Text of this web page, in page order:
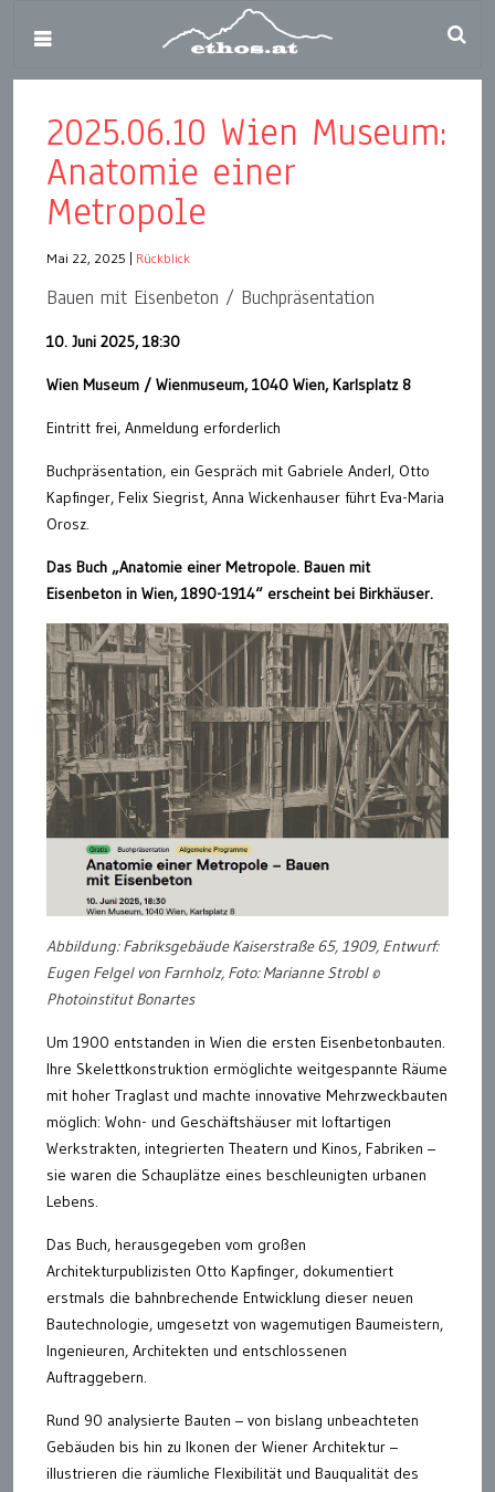
2025.06.10 Wien Museum:
Anatomie einer
Metropole
Mai 22, 2025 Rückblick
Bauen mit Eisenbeton / Buchpräsentation
10. Juni 2025, 18:30
Wien Museum / Wienmuseum, 1040 Wien, Karlsplatz 8
Eintritt frei, Anmeldung erforderlich
Buchpräsentation, ein Gespräch mit Gabriele Anderl, Otto
Kapfinger, Felix Siegrist, Anna Wickenhauser führt Eva-Maria
Orosz.
Das Buch „Anatomie einer Metropole. Bauen mit
Eisenbeton in Wien, 1890-1914“ erscheint bei Birkhäuser.
Abbildung: Fabriksgebäude Kaiserstraße 65, 1909, Entwurf:
Eugen Felgel von Farnholz, Foto: Marianne Strobl ©
Photoinstitut Bonartes
Um 1900 entstanden in Wien die ersten Eisenbetonbauten.
Ihre Skelettkonstruktion ermöglichte weitgespannte Räume
mit hoher Traglast und machte innovative Mehrzweckbauten
möglich: Wohn- und Geschäftshäuser mit loftartigen
Werkstrakten, integrierten Theatern und Kinos, Fabriken –
sie waren die Schauplätze eines beschleunigten urbanen
Lebens.
Das Buch, herausgegeben vom großen
Architekturpublizisten Otto Kapfinger, dokumentiert
erstmals die bahnbrechende Entwicklung dieser neuen
Bautechnologie, umgesetzt von wagemutigen Baumeistern,
Ingenieuren, Architekten und entschlossenen
Auftraggebern.
Rund 90 analysierte Bauten – von bislang unbeachteten
Gebäuden bis hin zu Ikonen der Wiener Architektur –
illustrieren die räumliche Flexibilität und Bauqualität des